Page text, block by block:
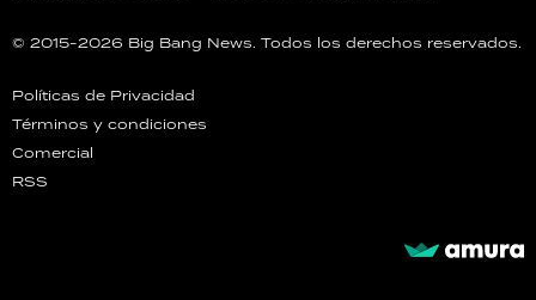
© 2015-2026 Big Bang News. Todos los derechos reservados.
Políticas de Privacidad
Términos y condiciones
Comercial
RSS